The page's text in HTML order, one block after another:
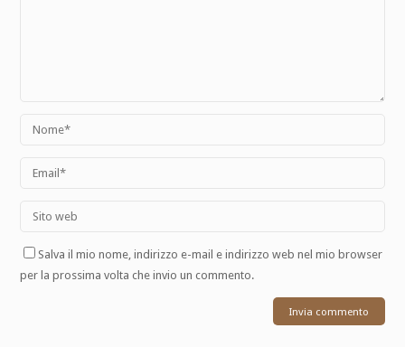
Salva il mio nome, indirizzo e-mail e indirizzo web nel mio browser
per la prossima volta che invio un commento.